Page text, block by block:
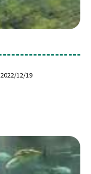
2022/12/19